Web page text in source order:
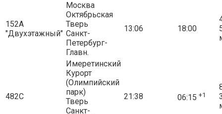
152А
"Двухэтажный"
Москва
Октябрьская
Тверь
Санкт-
Петербург-
Главн.
13:06 18:00
482С
Имеретинский
Курорт
(Олимпийский
парк)
Тверь
Санкт-
21:38 06:15 +1